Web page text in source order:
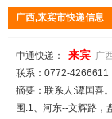
广西,来宾市快递信息
中通快递： 来宾 广
联系：0772-4266611
摘要：联系人:谭国喜
围:1、河东--文辉路，